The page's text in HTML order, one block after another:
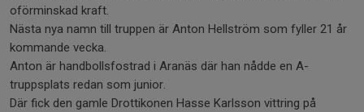
oförminskad kraft.
Nästa nya namn till truppen är Anton Hellström som fyller 21 år
kommande vecka.
Anton är handbollsfostrad i Aranäs där han nådde en A-
truppsplats redan som junior.
Där fick den gamle Drottikonen Hasse Karlsson vittring på